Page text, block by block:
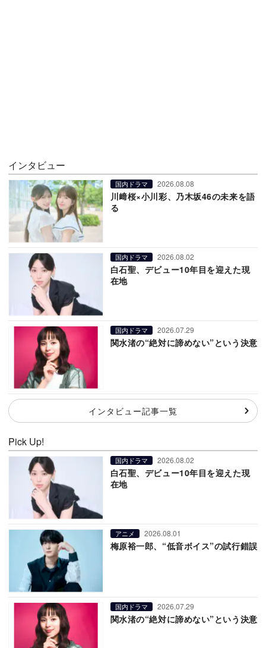
インタビュー
国内ドラマ 2026.08.08
川﨑桜×小川彩、乃木坂46の未来を語
る
国内ドラマ 2026.08.02
白石聖、デビュー10年目を迎えた現
在地
国内ドラマ 2026.07.29
関水渚の“絶対に諦めない”という決意
インタビュー記事一覧
Pick Up!
国内ドラマ 2026.08.02
白石聖、デビュー10年目を迎えた現
在地
アニメ 2026.08.01
梅原裕一郎、“低音ボイス”の試行錯誤
国内ドラマ 2026.07.29
関水渚の“絶対に諦めない”という決意